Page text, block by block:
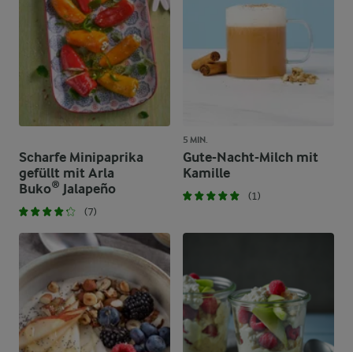
Scharfe Minipaprika
gefüllt mit Arla
Buko® Jalapeño
(7)
5 MIN.
Gute-Nacht-Milch mit
Kamille
(1)